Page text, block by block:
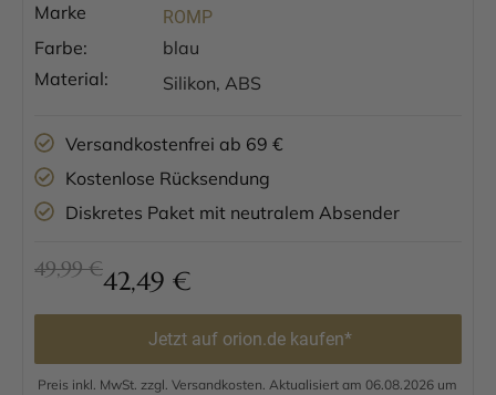
Marke
ROMP
Farbe:
blau
Material:
Silikon, ABS
Versandkostenfrei ab 69 €
Kostenlose Rücksendung
Diskretes Paket mit neutralem Absender
49,99 €42,49 €
Jetzt auf orion.de kaufen*
Preis inkl. MwSt. zzgl. Versandkosten. Aktualisiert am 06.08.2026 um